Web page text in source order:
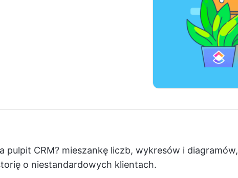
pulpit CRM? mieszankę liczb, wykresów i diagramów,
o niestandardowych klientach.